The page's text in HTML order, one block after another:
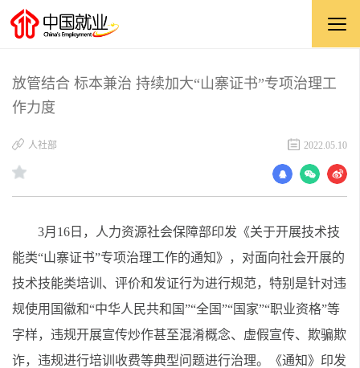
放管结合 标本兼治 持续加大“山寨证书”专项治理工
作力度
人社部 2022.05.10
3月16日，人力资源社会保障部印发《关于开展技术技
能类“山寨证书”专项治理工作的通知》，对面向社会开展的
技术技能类培训、评价和发证行为进行规范，特别是针对违
规使用国徽和“中华人民共和国”“全国”“国家”“职业资格”等
字样，违规开展宣传炒作甚至混淆概念、虚假宣传、欺骗欺
诈，违规进行培训收费等典型问题进行治理。《通知》印发